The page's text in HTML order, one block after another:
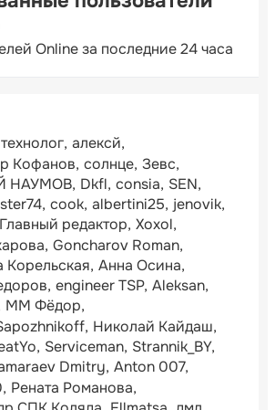
Online за последние 24 часа
алексй
Кофанов солнце Зевс
НАУМОВ Dkfl consia SEN
cook albertini25 jenovik
Главный редактор Xoxol
Goncharov Roman
Корельская Анна Осина
engineer TSP Aleksan
ММ Фёдор
Николай Кайдаш
Serviceman Strannik_BY
Dmitry Anton 007
Рената Романова